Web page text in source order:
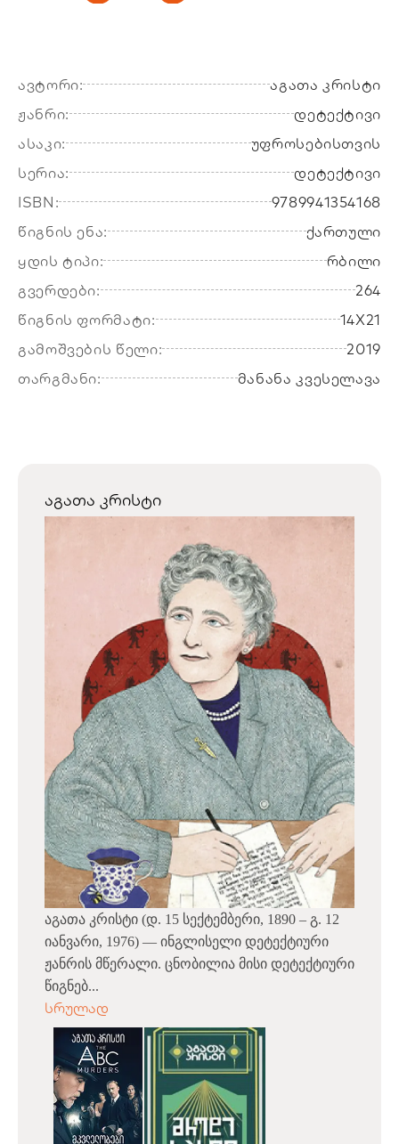
ავტორი:
აგათა კრისტი
ჟანრი:
დეტექტივი
ასაკი:
უფროსებისთვის
სერია:
დეტექტივი
ISBN:
9789941354168
წიგნის ენა:
ქართული
ყდის ტიპი:
რბილი
გვერდები:
264
წიგნის ფორმატი:
14X21
გამოშვების წელი:
2019
თარგმანი:
მანანა კვესელავა
აგათა კრისტი
აგათა კრისტი (დ. 15 სექტემბერი, 1890 – გ. 12
იანვარი, 1976) — ინგლისელი დეტექტიური
ჟანრის მწერალი. ცნობილია მისი დეტექტიური
წიგნებ...
სრულად